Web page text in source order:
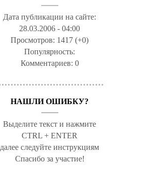
Дата публикации на сайте:
28.03.2006 - 04:00
Просмотров: 1417 (+0)
Популярность:
Комментариев: 0
НАШЛИ ОШИБКУ?
Выделите текст и нажмите
CTRL + ENTER
далее следуйте инструкциям
Спасибо за участие!